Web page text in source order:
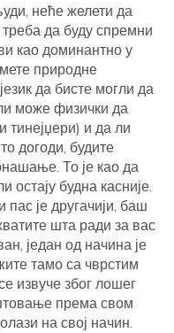
неће желети да
да буду спремни
као доминантно у
природне
да бисте могли да
може физички да
тинејџери) и да ли
догоди, будите
То је као да
будна касније.
је другачији, баш
шта ради за вас
један од начина је
тамо са чврстим
извуче због лошег
према свом
на свој начин.